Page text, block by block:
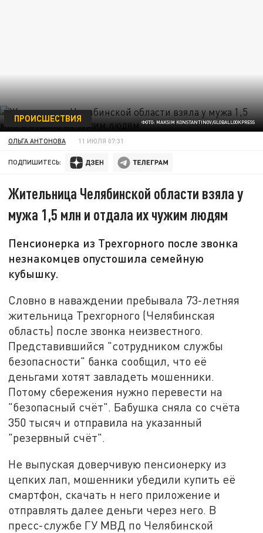
ФОТО: MAKSIM KONSTANTINOV/GLOBALLOOKPRESS
ПРОИСШЕСТВИЯ
ОЛЬГА АНТОНОВА 11 ИЮЛЯ 07:31
ПОДПИШИТЕСЬ:
Жительница Челябинской области взяла у
мужа 1,5 млн и отдала их чужим людям
Пенсионерка из Трехгорного после звонка
незнакомцев опустошила семейную
кубышку.
Словно в наваждении пребывала 73-летняя
жительница Трехгорного (Челябинская
область) после звонка неизвестного.
Представившийся "сотрудником службы
безопасности" банка сообщил, что её
деньгами хотят завладеть мошенники.
Потому сбережения нужно перевести на
"безопасный счёт". Бабушка сняла со счёта
350 тысяч и отправила на указанный
"резервный счёт".
Не выпуская доверчивую пенсионерку из
цепких лап, мошенники убедили купить её
смартфон, скачать н него приложение и
отправлять далее деньги через него. В
пресс-службе ГУ МВД по Челябинской